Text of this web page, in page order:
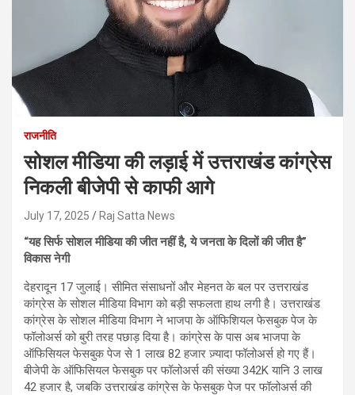
राजनीति
सोशल मीडिया की लड़ाई में उत्तराखंड कांग्रेस
निकली बीजेपी से काफी आगे
July 17, 2025 Raj Satta News
“यह सिर्फ सोशल मीडिया की जीत नहीं है, ये जनता के दिलों की जीत है”
विकास नेगी
देहरादून 17 जुलाई। सीमित संसाधनों और मेहनत के बल पर उत्तराखंड
कांग्रेस के सोशल मीडिया विभाग को बड़ी सफलता हाथ लगी है। उत्तराखंड
कांग्रेस के सोशल मीडिया विभाग ने भाजपा के ऑफिशियल फेसबुक पेज के
फॉलोअर्स को बुरी तरह पछाड़ दिया है। कांग्रेस के पास अब भाजपा के
ऑफिसियल फेसबुक पेज से 1 लाख 82 हजार ज़्यादा फॉलोअर्स हो गए हैं।
बीजेपी के ऑफिसियल फेसबुक पर फॉलोअर्स की संख्या 342K यानि 3 लाख
42 हजार है, जबकि उत्तराखंड कांग्रेस के फेसबुक पेज पर फॉलोअर्स की